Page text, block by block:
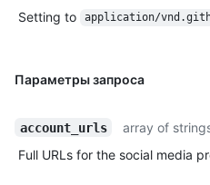
Setting to
application/
Параметры запроса
account_urls array of
Full URLs for the social media